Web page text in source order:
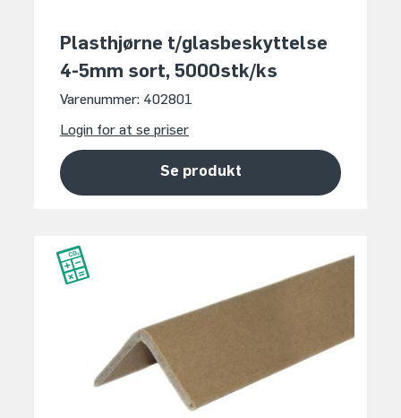
Plasthjørne t/glasbeskyttelse
4-5mm sort, 5000stk/ks
Varenummer: 402801
Login for at se priser
Se produkt